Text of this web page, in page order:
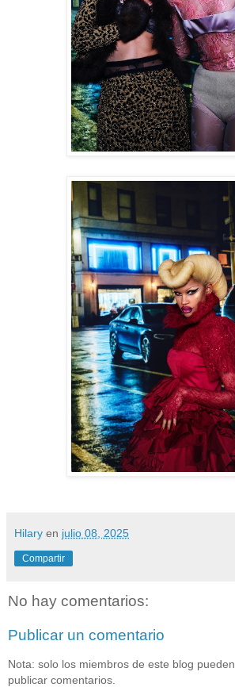
Hilary en julio 08, 2025
Compartir
No hay comentarios:
Publicar un comentario
Nota: solo los miembros de este blog pueden
publicar comentarios.